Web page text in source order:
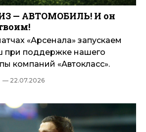
— АВТОМОБИЛЬ! И он
«Арсенала» запускаем
при поддержке нашего
компаний «Автокласс».
— 22.07.2026